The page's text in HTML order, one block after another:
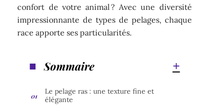
confort de votre animal ? Avec une diversité
impressionnante de types de pelages, chaque
race apporte ses particularités.
Sommaire
Le pelage ras : une texture fine et
élégante